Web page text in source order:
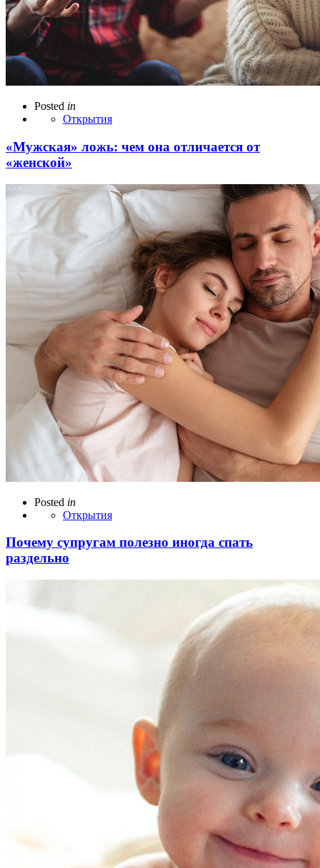
Posted in
Открытия
«Мужская» ложь: чем она отличается от
«женской»
Posted in
Открытия
Почему супругам полезно иногда спать
раздельно